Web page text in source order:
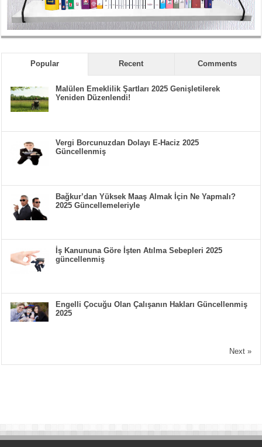
Popular Recent Comments
Malülen Emeklilik Şartları 2025 Genişletilerek
Yeniden Düzenlendi!
Vergi Borcunuzdan Dolayı E-Haciz 2025
Güncellenmiş
Bağkur’dan Yüksek Maaş Almak İçin Ne Yapmalı?
2025 Güncellemeleriyle
İş Kanununa Göre İşten Atılma Sebepleri 2025
güncellenmiş
Engelli Çocuğu Olan Çalışanın Hakları Güncellenmiş
2025
Next »